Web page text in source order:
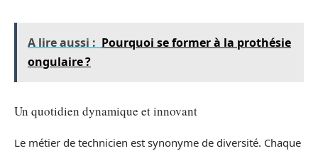
A lire aussi : Pourquoi se former à la prothésie
ongulaire ?
Un quotidien dynamique et innovant
Le métier de technicien est synonyme de diversité. Chaque